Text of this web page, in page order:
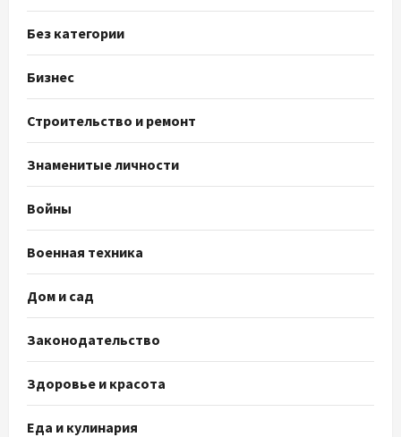
Без категории
Бизнес
Строительство и ремонт
Знаменитые личности
Войны
Военная техника
Дом и сад
Законодательство
Здоровье и красота
Еда и кулинария